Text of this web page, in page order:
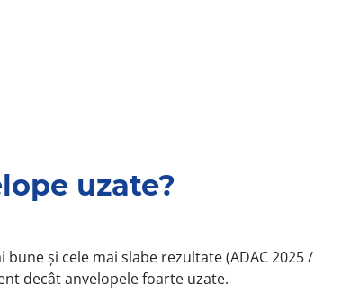
uzate?
și cele mai slabe rezultate (ADAC 2025 /
decât anvelopele foarte uzate.